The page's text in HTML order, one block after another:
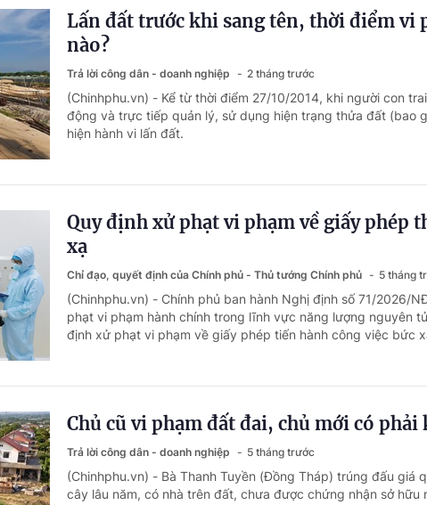
Lấn đất trước khi sang tên, thời điểm vi
nào?
Trả lời công dân - doanh nghiệp 2 tháng trước
(Chinhphu.vn) - Kể từ thời điểm 27/10/2014, khi người con
động và trực tiếp quản lý, sử dụng hiện trạng thửa đất (bao
hiện hành vi lấn đất.
Quy định xử phạt vi phạm về giấy phép
xạ
Chỉ đạo, quyết định của Chính phủ - Thủ tướng Chính phủ 5 tháng
(Chinhphu.vn) - Chính phủ ban hành Nghị định số 71/2026/
phạt vi phạm hành chính trong lĩnh vực năng lượng nguyên
định xử phạt vi phạm về giấy phép tiến hành công việc bức
Chủ cũ vi phạm đất đai, chủ mới có phải
Trả lời công dân - doanh nghiệp 5 tháng trước
(Chinhphu.vn) - Bà Thanh Tuyền (Đồng Tháp) trúng đấu giá
cây lâu năm, có nhà trên đất, chưa được chứng nhận sở hữu